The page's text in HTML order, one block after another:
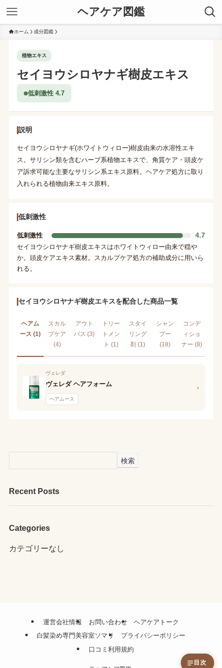
ヘアケア図鑑
ホーム 成分図鑑
植物エキス
セイヨウシロヤナギ樹皮エキス
低刺激性 4.7
説明
セイヨウシロヤナギ(ホワイトウィロー)樹皮由来の水溶性エキ
ス。サリシン類を含むハーブ系植物エキスで、角質ケア・頭皮ケ
ア訴求可能な主要なサリシン系エキス原料。ヘアケア処方に取り
入れられる植物由来エキス原料。
低刺激性
低刺激性 4.7
セイヨウシロヤナギ樹皮エキスはホワイトウィロー由来で穏や
か。頭皮ケアエキス素材。スカルプケア処方の補助成分に用いら
れる。
セイヨウシロヤナギ樹皮エキスを配合した商品一覧
ヘアム
ース (1)
スカル
プケア
(4)
アウト
バス (3)
トリー
トメン
ト (1)
スタイ
リング
剤 (1)
シャン
プー
(18)
コンデ
ィショ
ナー (8)
ヴェレダ
ヴェレダ ヘアフォーム
ヘアムース
›
検索
Recent Posts
Categories
カテゴリーなし
運営会社情報 お問い合わせ
ヘアケアトーク
白髪染め専門美容室ソマリ
プライバシーポリシー
口コミ利用規約
目次